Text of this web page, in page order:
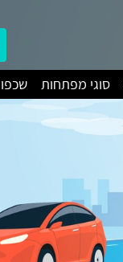
סוגי מפתחות